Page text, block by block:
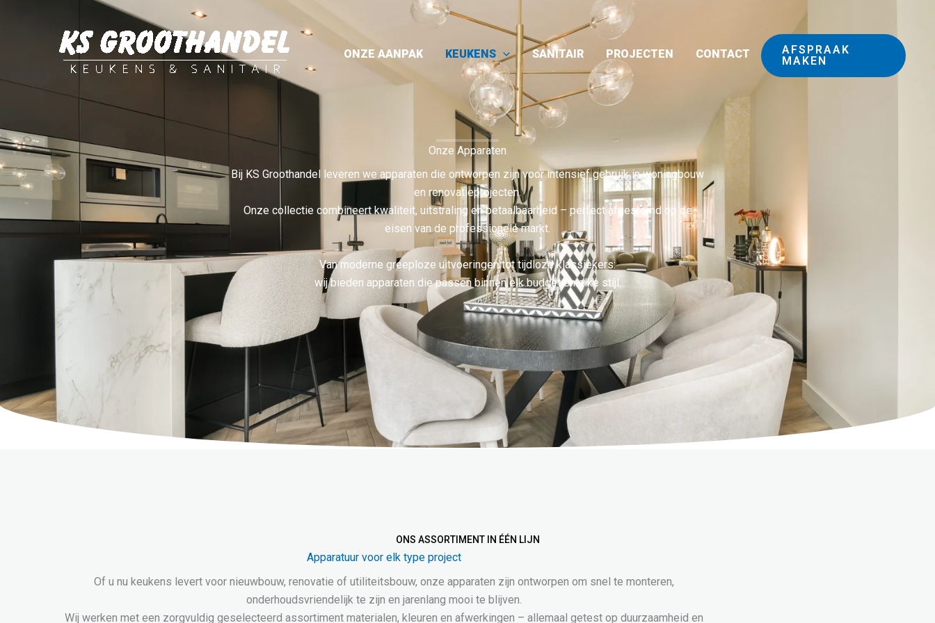
ONZE AANPAK KEUKENS SANITAIR PROJECTEN CONTACT
AFSPRAAK
MAKEN
Onze Apparaten
Bij KS Groothandel leveren we apparaten die ontworpen zijn voor intensief gebruik in woningbouw
en renovatieprojecten.
Onze collectie combineert kwaliteit, uitstraling en betaalbaarheid – perfect afgestemd op de
eisen van de professionele markt.
Van moderne greeploze uitvoeringen tot tijdloze klassiekers:
wij bieden apparaten die passen binnen elk budget en elke stijl.
ONS ASSORTIMENT IN ÉÉN LIJN
Apparatuur voor elk type project
Of u nu keukens levert voor nieuwbouw, renovatie of utiliteitsbouw, onze apparaten zijn ontworpen om snel te monteren,
onderhoudsvriendelijk te zijn en jarenlang mooi te blijven.
Wij werken met een zorgvuldig geselecteerd assortiment materialen, kleuren en afwerkingen – allemaal getest op duurzaamheid en